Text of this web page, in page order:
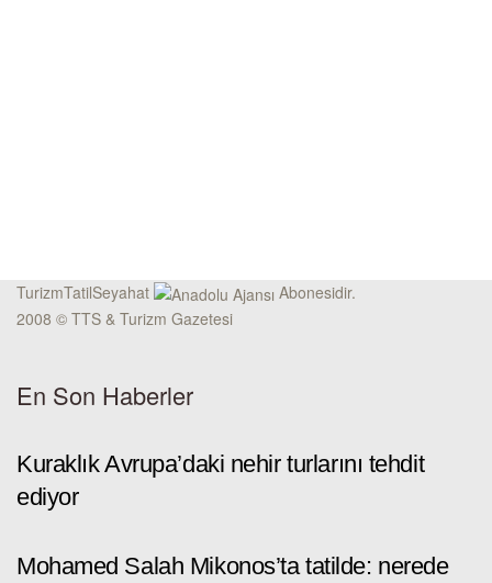
TurizmTatilSeyahat
Abonesidir.
2008 © TTS & Turizm Gazetesi
En Son Haberler
Kuraklık Avrupa’daki nehir turlarını tehdit
ediyor
Mohamed Salah Mikonos’ta tatilde: nerede